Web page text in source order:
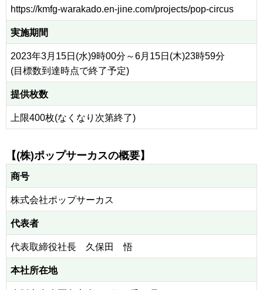
https://kmfg-warakado.en-jine.com/projects/pop-circus
実施期間
2023年3月15日(水)9時00分～6月15日(木)23時59分
(目標数到達時点で終了予定)
提供枚数
上限400枚(なくなり次第終了)
【(株)ポップサーカスの概要】
商号
株式会社ポップサーカス
代表者
代表取締役社長 久保田 悟
本社所在地